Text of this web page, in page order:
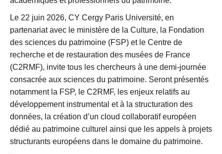
Le 22 juin 2026, CY Cergy Paris Université, en
partenariat avec le ministère de la Culture, la Fondation
des sciences du patrimoine (FSP) et le Centre de
recherche et de restauration des musées de France
(C2RMF), invite tous les chercheurs à une demi-journée
consacrée aux sciences du patrimoine. Seront présentés
notamment la FSP, le C2RMF, les enjeux relatifs au
développement instrumental et à la structuration des
données, la création d’un cloud collaboratif européen
dédié au patrimoine culturel ainsi que les appels à projets
structurants européens dans le domaine du patrimoine.